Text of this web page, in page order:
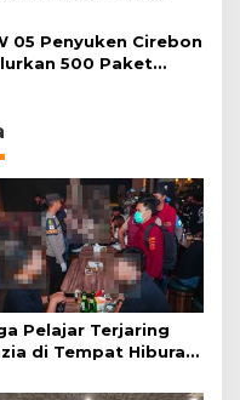
Baru
05 Penyuken Cirebon
500 Paket
Pelajar Terjaring
di Tempat Hiburan